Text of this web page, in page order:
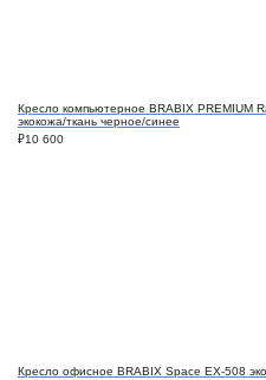
Кресло компьютерное BRABIX PREMIUM
экокожа/ткань черное/синее
₽10 600
Кресло офисное BRABIX Space EX-508